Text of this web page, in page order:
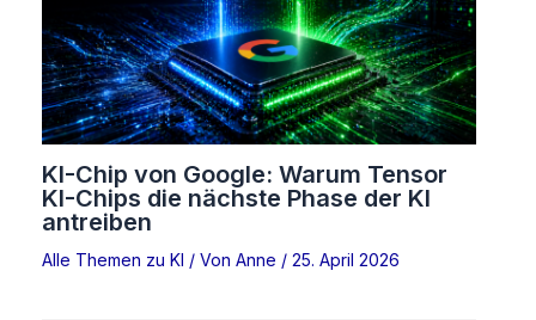
KI-Chip von Google: Warum Tensor
KI-Chips die nächste Phase der KI
antreiben
Alle Themen zu KI / Von Anne / 25. April 2026